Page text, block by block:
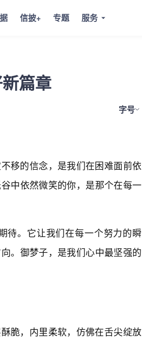
信披+ 专题 服务
篇章
字号
移的信念，是我们在困难面前依
中依然微笑的你，是那个在每一
待。它让我们在每一个努力的瞬
。御梦子，是我们心中最坚强的
脆，内里柔软，仿佛在舌尖绽放